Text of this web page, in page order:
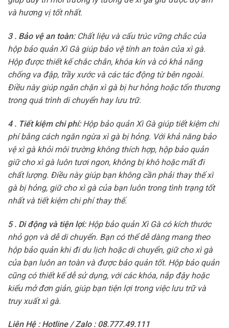
và hương vị tốt nhất.
3 . Bảo vệ an toàn:Chất liệu và cấu trúc vững chắc của
hộp bảo quản Xì Gà giúp bảo vệ tính an toàn của xì gà.
Hộp được thiết kế chắc chắn, khóa kín và có khả năng
chống va đập, trầy xước và các tác động từ bên ngoài.
Điều này giúp ngăn chặn xì gà bị hư hỏng hoặc tổn thương
trong quá trình di chuyển hay lưu trữ.
4 . Tiết kiệm chi phí:Hộp bảo quản Xì Gà giúp tiết kiệm chi
phí bằng cách ngăn ngừa xì gà bị hỏng. Với khả năng bảo
vệ xì gà khỏi môi trường không thích hợp, hộp bảo quản
giữ cho xì gà luôn tươi ngon, không bị khô hoặc mất đi
chất lượng. Điều này giúp bạn không cần phải thay thế xì
gà bị hỏng, giữ cho xì gà của bạn luôn trong tình trạng tốt
nhất và tiết kiệm chi phí thay thế.
5 . Di động và tiện lợi:Hộp bảo quản Xì Gà có kích thước
nhỏ gọn và dễ di chuyển. Bạn có thể dễ dàng mang theo
hộp bảo quản khi đi du lịch hoặc di chuyển, giữ cho xì gà
của bạn luôn an toàn và được bảo quản tốt. Hộp bảo quản
cũng có thiết kế dễ sử dụng, với các khóa, nắp đậy hoặc
kiểu mở đơn giản, giúp bạn tiện lợi trong việc lưu trữ và
truy xuất xì gà.
Liên Hệ : Hotline / Zalo : 08.777.49.111